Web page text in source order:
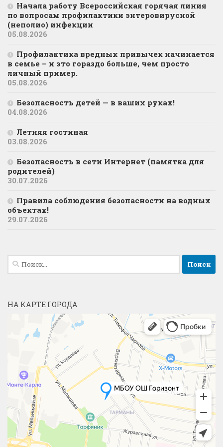
Начала работу Всероссийская горячая линия
по вопросам профилактики энтеровирусной
(неполио) инфекции
05.08.2026
Профилактика вредных привычек начинается
в семье – и это гораздо больше, чем просто
личный пример.
05.08.2026
Безопасность детей — в ваших руках!
04.08.2026
Летняя гостиная
03.08.2026
Безопасность в сети Интернет (памятка для
родителей)
30.07.2026
Правила соблюдения безопасности на водных
объектах!
29.07.2026
Найти:
НА КАРТЕ ГОРОДА